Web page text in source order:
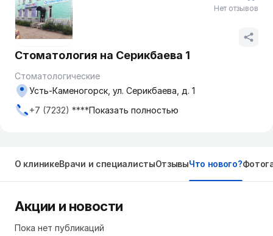
Стоматология на Серикбаева 1
Стоматологические
Усть-Каменогорск, ул. Серикбаева, д. 1
+7 (7232) ****Показать полностью
Нет отзывов
О клиникеВрачи и специалистыОтзывыЧто нового?
Акции и новости
Пока нет публикаций